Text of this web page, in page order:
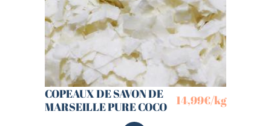
COPEAUX DE SAVON DE
MARSEILLE PURE COCO
14,99€/kg